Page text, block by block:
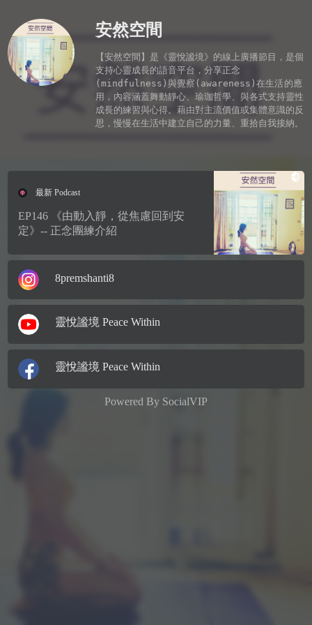
安然空間
【安然空間】是《靈悅謐境》的線上廣播節目，是個
支持心靈成長的語音平台，分享正念
(mindfulness)與覺察(awareness)在生活的應
用，內容涵蓋舞動靜心、瑜珈哲學、與各式支持靈性
成長的練習與心得。藉由對主流價值或集體意識的反
思，慢慢在生活中建立自己的力量、重拾自我接納。
最新 Podcast
EP146 《由動入靜，從焦慮回到安
定》-- 正念團練介紹
8premshanti8
靈悅謐境 Peace Within
靈悅謐境 Peace Within
Powered By SocialVIP